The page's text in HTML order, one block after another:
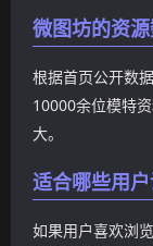
微图坊的资源
根据首页公开数
10000余位模特
大。
适合哪些用户
如果用户喜欢浏